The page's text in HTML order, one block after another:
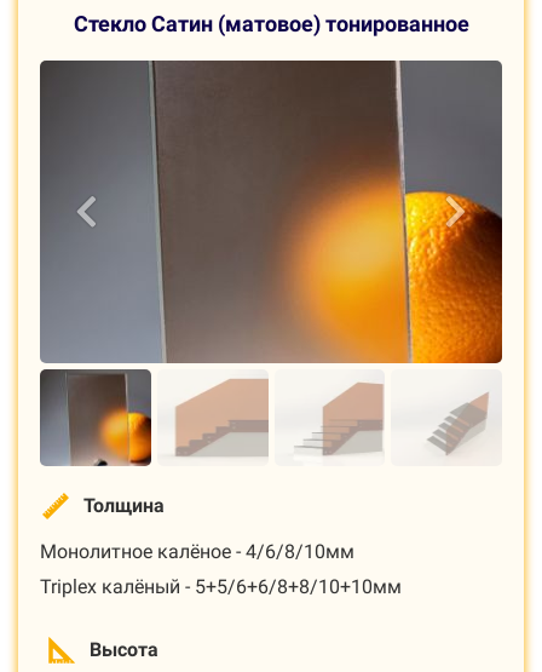
Стекло Сатин (матовое) тонированное
Толщина
Монолитное калёное - 4/6/8/10мм
Triplex калёный - 5+5/6+6/8+8/10+10мм
Высота